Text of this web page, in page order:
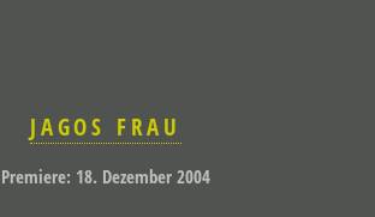
JAGOS FRAU
Premiere: 18. Dezember 2004